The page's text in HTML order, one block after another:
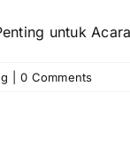
untuk
0 Comments